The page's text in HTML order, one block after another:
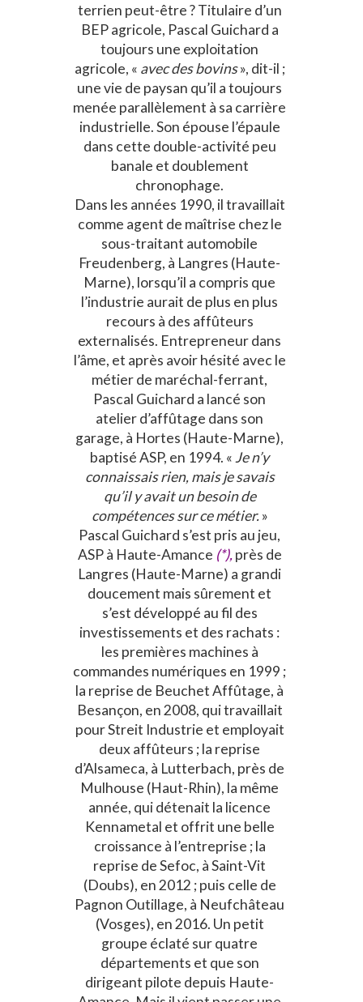
terrien peut-être ? Titulaire d’un
BEP agricole, Pascal Guichard a
toujours une exploitation
agricole, « avec des bovins», dit-il ;
une vie de paysan qu’il a toujours
menée parallèlement à sa carrière
industrielle. Son épouse l’épaule
dans cette double-activité peu
banale et doublement
chronophage.
Dans les années 1990, il travaillait
comme agent de maîtrise chez le
sous-traitant automobile
Freudenberg, à Langres (Haute-
Marne), lorsqu’il a compris que
l’industrie aurait de plus en plus
recours à des affûteurs
externalisés. Entrepreneur dans
l’âme, et après avoir hésité avec le
métier de maréchal-ferrant,
Pascal Guichard a lancé son
atelier d’affûtage dans son
garage, à Hortes (Haute-Marne),
baptisé ASP, en 1994. « Je n’y
connaissais rien, mais je savais
qu’il y avait un besoin de
compétences sur ce métier.»
Pascal Guichard s’est pris au jeu,
ASP à Haute-Amance (*),près de
Langres (Haute-Marne) a grandi
doucement mais sûrement et
s’est développé au fil des
investissements et des rachats :
les premières machines à
commandes numériques en 1999 ;
la reprise de Beuchet Affûtage, à
Besançon, en 2008, qui travaillait
pour Streit Industrie et employait
deux affûteurs ; la reprise
d’Alsameca, à Lutterbach, près de
Mulhouse (Haut-Rhin), la même
année, qui détenait la licence
Kennametal et offrit une belle
croissance à l’entreprise ; la
reprise de Sefoc, à Saint-Vit
(Doubs), en 2012 ; puis celle de
Pagnon Outillage, à Neufchâteau
(Vosges), en 2016. Un petit
groupe éclaté sur quatre
départements et que son
dirigeant pilote depuis Haute-